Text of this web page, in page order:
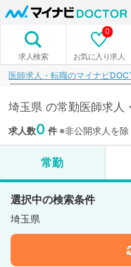
求人検索 お気に入り求人
0
医師求人・転職のマイナビ
埼玉県 の常勤医師求人
求人数0 件※非公開求人を除
常勤
選択中の検索条件
埼玉県